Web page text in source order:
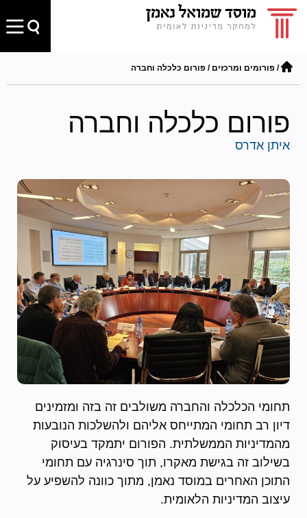
/ פורומים ומרכזים / פורום כלכלה וחברה
פורום כלכלה וחברה
איתן אדרס
תחומי הכלכלה והחברה משולבים זה בזה ומזמינים
דיון רב תחומי המתייחס אליהם ולהשלכות הנובעות
מהמדיניות הממשלתית. הפורום יתמקד בעיסוק
בשילוב זה בגישת מאקרו, תוך סינרגיה עם תחומי
התוכן האחרים במוסד נאמן, מתוך כוונה להשפיע על
עיצוב המדיניות הלאומית.